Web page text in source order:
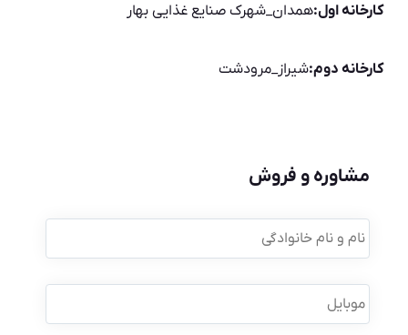
کارخانه اول:همدان_شهرک صنایع غذایی بهار
کارخانه دوم:شیراز_مرودشت
مشاوره و فروش
نام
و
نام
موبایل *